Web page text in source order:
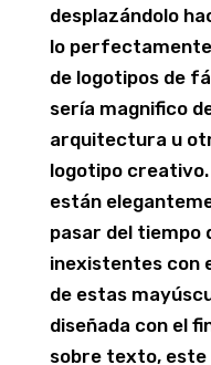
desplazándolo
lo
de logotipos de
serí­a magnifico
arquitectura u
logotipo
están
pasar del tiempo
inexistentes con
de estas
diseñada con el
sobre texto,